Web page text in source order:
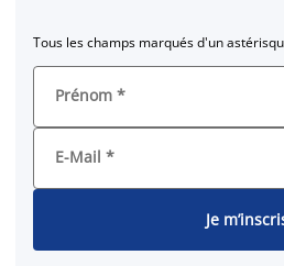
Tous les champs marqués d'un
Prénom *
E-Mail *
Je